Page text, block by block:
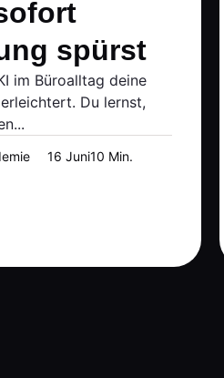
spürst
im Büroalltag deine
Du lernst,
16 Juni10 Min.